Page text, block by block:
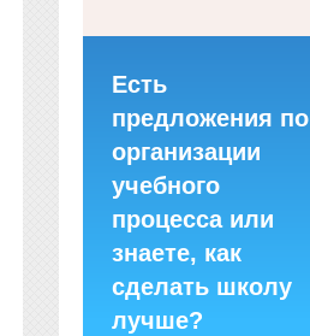
Есть
предложения по
организации
учебного
процесса или
знаете, как
сделать школу
лучше?